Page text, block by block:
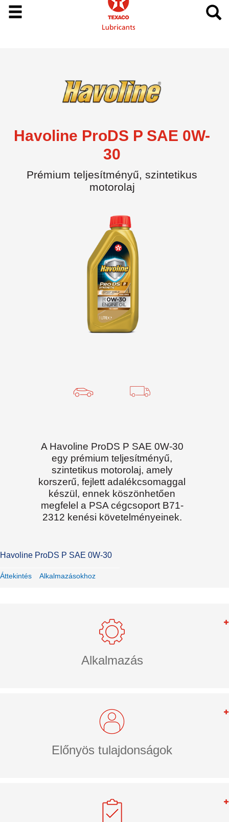
Havoline ProDS P SAE 0W-
30
Prémium teljesítményű, szintetikus
motorolaj
A Havoline ProDS P SAE 0W-30
egy prémium teljesítményű,
szintetikus motorolaj, amely
korszerű, fejlett adalékcsomaggal
készül, ennek köszönhetően
megfelel a PSA cégcsoport B71-
2312 kenési követelményeinek.
Havoline ProDS P SAE 0W-30
Áttekintés Alkalmazásokhoz
Alkalmazás
Előnyös tulajdonságok